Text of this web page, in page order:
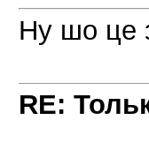
Ну шо це
RE: